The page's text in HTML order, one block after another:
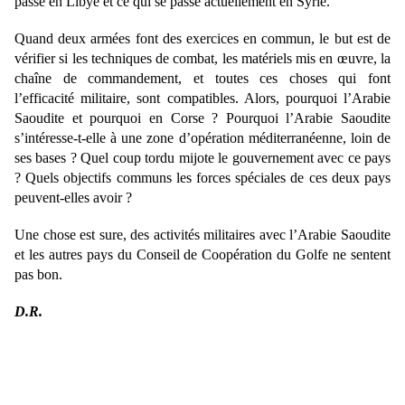
Quand deux armées font des exercices en commun, le but est de
vérifier si les techniques de combat, les matériels mis en œuvre, la
chaîne de commandement, et toutes ces choses qui font
l’efficacité militaire, sont compatibles. Alors, pourquoi l’Arabie
Saoudite et pourquoi en Corse ? Pourquoi l’Arabie Saoudite
s’intéresse-t-elle à une zone d’opération méditerranéenne, loin de
ses bases ? Quel coup tordu mijote le gouvernement avec ce pays
? Quels objectifs communs les forces spéciales de ces deux pays
peuvent-elles avoir ?
Une chose est sure, des activités militaires avec l’Arabie Saoudite
et les autres pays du Conseil de Coopération du Golfe ne sentent
pas bon.
D.R.